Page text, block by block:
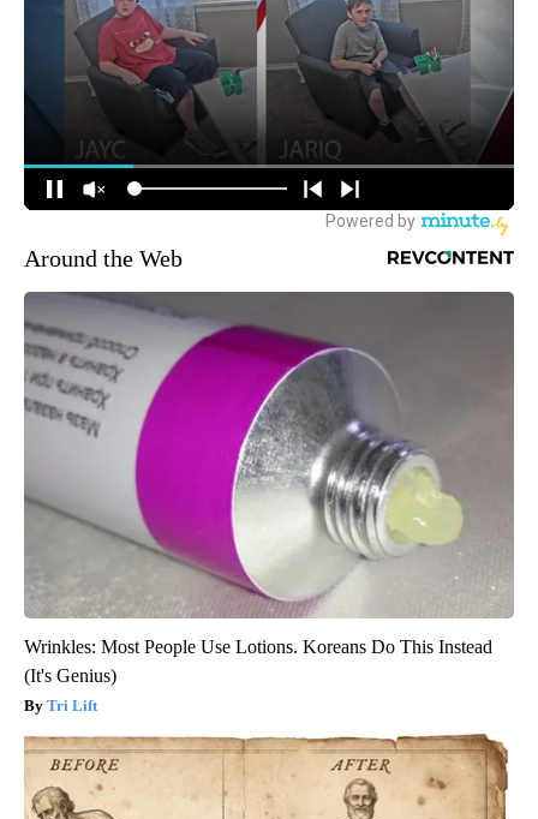
Around the Web
Wrinkles: Most People Use Lotions. Koreans Do This Instead
(It's Genius)
Tri Lift